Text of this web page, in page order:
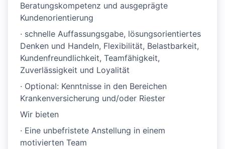
Beratungskompetenz und ausgeprägte
Kundenorientierung
· schnelle Auffassungsgabe, lösungsorientiertes
Denken und Handeln, Flexibilität, Belastbarkeit,
Kundenfreundlichkeit, Teamfähigkeit,
Zuverlässigkeit und Loyalität
· Optional: Kenntnisse in den Bereichen
Krankenversicherung und/oder Riester
Wir bieten
· Eine unbefristete Anstellung in einem
motivierten Team